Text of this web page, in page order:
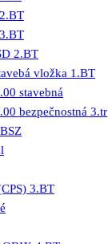
2.BT
vložka 1.BT
stavebná
bezpečnostná 3.tr
BSZ
3.BT